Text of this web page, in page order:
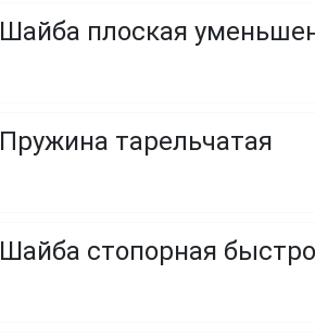
Шайба плоская
Пружина тарельчатая
Шайба стопорная